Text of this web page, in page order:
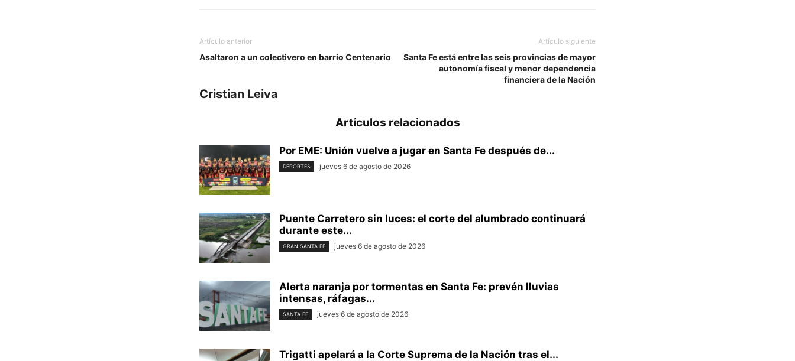
Artículo anterior
Asaltaron a un colectivero en barrio Centenario
Artículo siguiente
Santa Fe está entre las seis provincias de mayor
autonomía fiscal y menor dependencia
financiera de la Nación
Cristian Leiva
Artículos relacionados
Por EME: Unión vuelve a jugar en Santa Fe después de...
DEPORTES jueves 6 de agosto de 2026
Puente Carretero sin luces: el corte del alumbrado continuará
durante este...
GRAN SANTA FE jueves 6 de agosto de 2026
Alerta naranja por tormentas en Santa Fe: prevén lluvias
intensas, ráfagas...
SANTA FE jueves 6 de agosto de 2026
Trigatti apelará a la Corte Suprema de la Nación tras el...